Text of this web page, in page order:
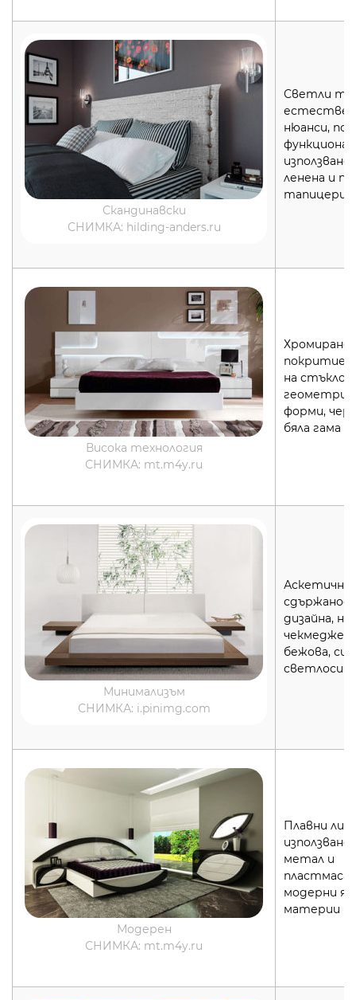
Скандинавски
СНИМКА: hilding-anders.ru
Светли
нюанси,
използване
ленена и
тапицерия
Висока технология
СНИМКА: mt.m4y.ru
Хромирано
покритие,
на стъкло,
форми,
бяла гама
Минимализъм
СНИМКА: i.pinimg.com
Аскетична
дизайна,
бежова,
Модерен
СНИМКА: mt.m4y.ru
Плавни
използване
метал и
пластмаса,
модерни
материи